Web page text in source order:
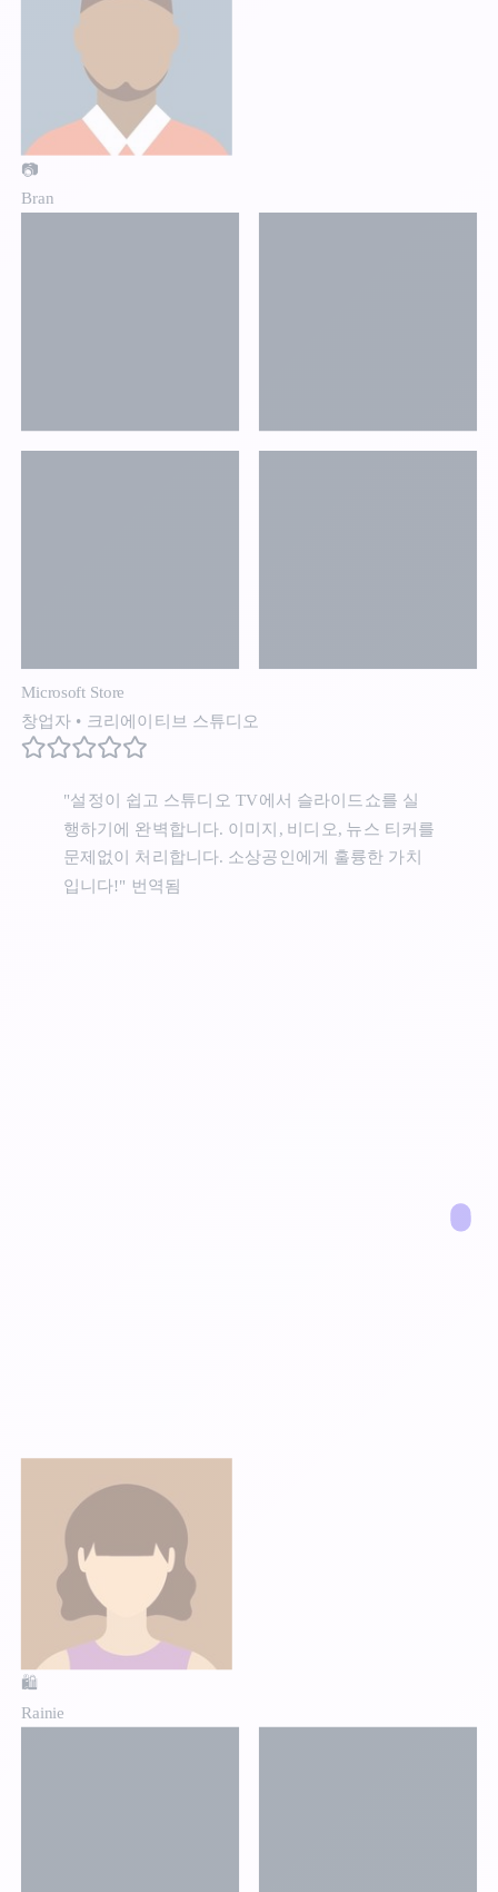
📷
Bran
Microsoft Store
창업자 • 크리에이티브 스튜디오
"설정이 쉽고 스튜디오 TV에서 슬라이드쇼를 실
행하기에 완벽합니다. 이미지, 비디오, 뉴스 티커를
문제없이 처리합니다. 소상공인에게 훌륭한 가치
입니다!" 번역됨
🛍️
Rainie